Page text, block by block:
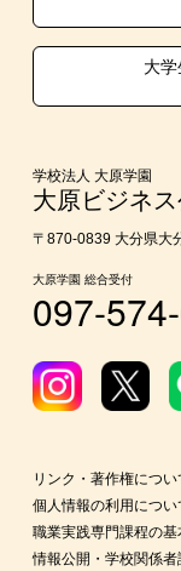
学費
東京経営大学
入学前Web通
大学・短期大
大
学校法人 大原学園
大原ビジネ
〒870-0839 大分県大
大原学園 総合受付
097-
リンク・著作権につい
個人情報の利用につい
職業実践専門課程の
情報公開・学校関係者